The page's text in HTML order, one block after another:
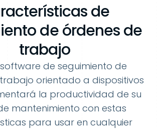
de
de órdenes de
trabajo
de seguimiento de
orientado a dispositivos
la productividad de su
mantenimiento con estas
para usar en cualquier